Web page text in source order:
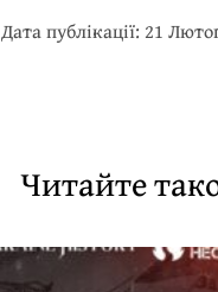
Дата публікації: 21
Читайте